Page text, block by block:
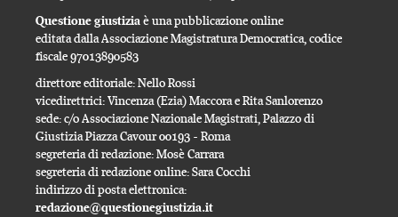
Questione giustiziaè una pubblicazione online
editata dalla Associazione Magistratura Democratica, codice
fiscale 97013890583
direttore editoriale: Nello Rossi
vicedirettrici: Vincenza (Ezia) Maccora e Rita Sanlorenzo
sede: c/o Associazione Nazionale Magistrati, Palazzo di
Giustizia Piazza Cavour 00193 - Roma
segreteria di redazione: Mosè Carrara
segreteria di redazione online: Sara Cocchi
indirizzo di posta elettronica:
redazione@questionegiustizia.it